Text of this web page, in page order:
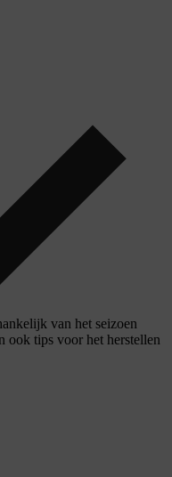
van het seizoen
ook tips voor het herstellen